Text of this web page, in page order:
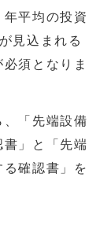
平均の投資
見込まれる
須となりま
「先端設備
」と「先端
確認書」を